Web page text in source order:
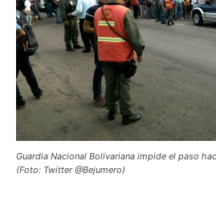
Guardia Nacional Bolivariana impide el paso
(Foto: Twitter @Bejumero)